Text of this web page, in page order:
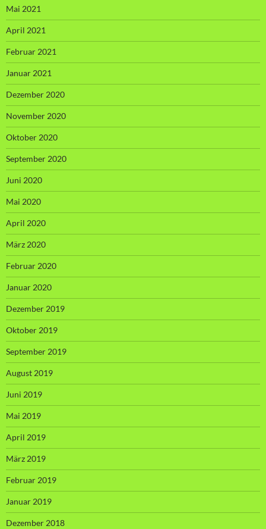
Mai 2021
April 2021
Februar 2021
Januar 2021
Dezember 2020
November 2020
Oktober 2020
September 2020
Juni 2020
Mai 2020
April 2020
März 2020
Februar 2020
Januar 2020
Dezember 2019
Oktober 2019
September 2019
August 2019
Juni 2019
Mai 2019
April 2019
März 2019
Februar 2019
Januar 2019
Dezember 2018